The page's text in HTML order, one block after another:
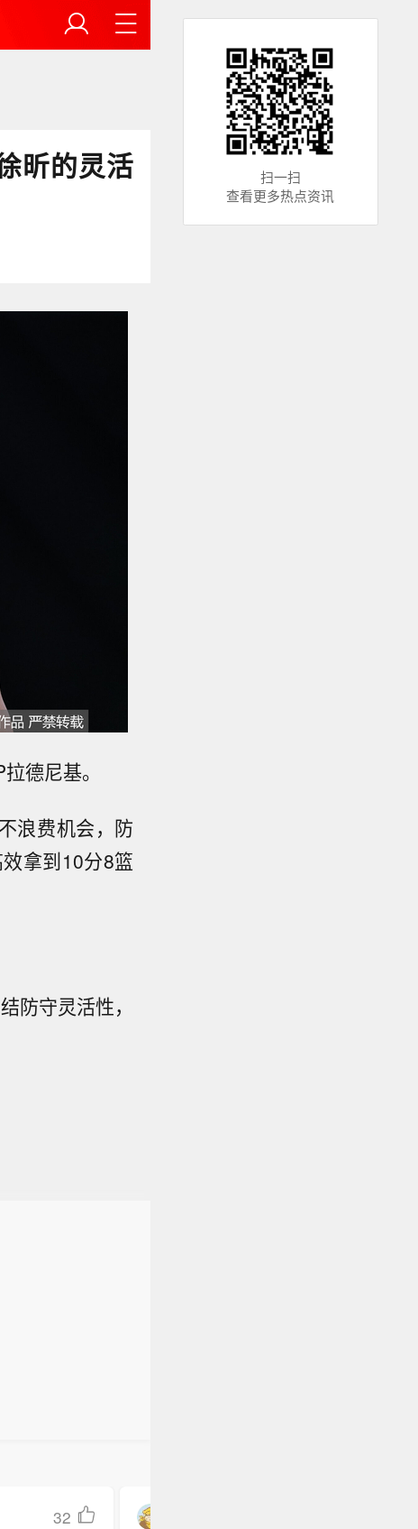
昕的灵活
德尼基。
浪费机会，防
拿到10分8篮
防守灵活性，
32
扫一扫
查看更多热点资讯